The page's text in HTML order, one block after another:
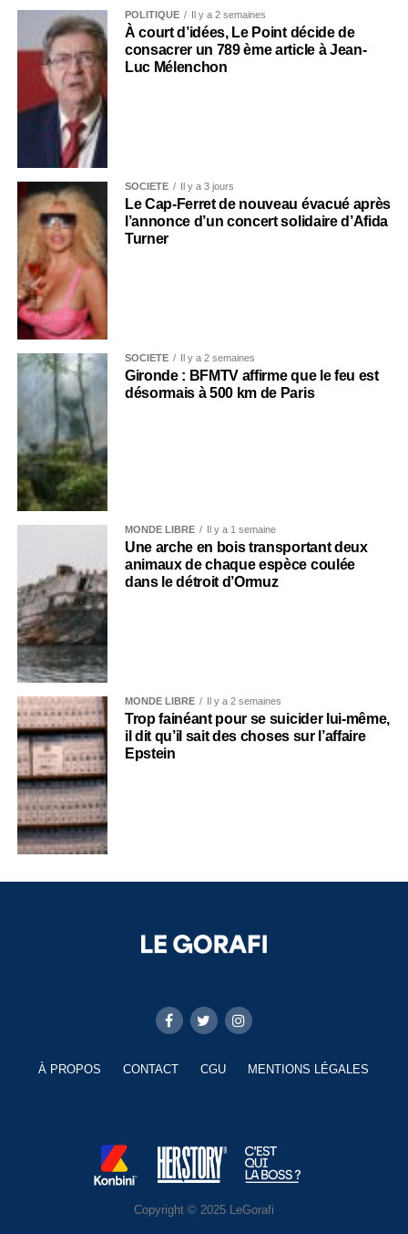
POLITIQUE Il y a 2 semaines
À court d’idées, Le Point décide de
consacrer un 789 ème article à Jean-
Luc Mélenchon
SOCIÉTÉ Il y a 3 jours
Le Cap-Ferret de nouveau évacué après
l’annonce d’un concert solidaire d’Afida
Turner
SOCIÉTÉ Il y a 2 semaines
Gironde : BFMTV affirme que le feu est
désormais à 500 km de Paris
MONDE LIBRE Il y a 1 semaine
Une arche en bois transportant deux
animaux de chaque espèce coulée
dans le détroit d’Ormuz
MONDE LIBRE Il y a 2 semaines
Trop fainéant pour se suicider lui-même,
il dit qu’il sait des choses sur l’affaire
Epstein
À PROPOS CONTACT CGU MENTIONS LÉGALES
Copyright © 2025 LeGorafi